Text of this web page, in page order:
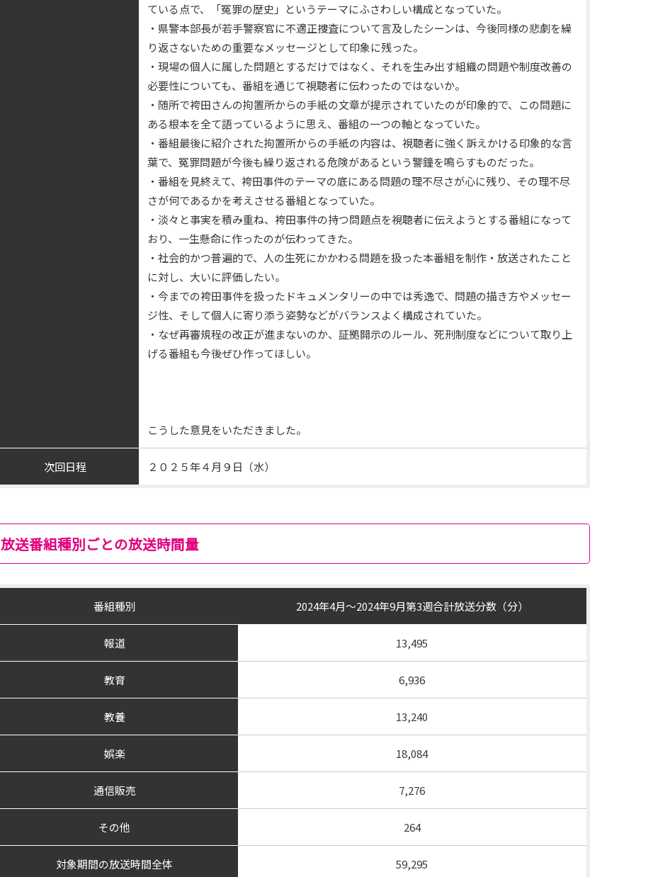
ている点で、「冤罪の歴史」というテーマにふさわしい構成となっていた。
・県警本部長が若手警察官に不適正捜査について言及したシーンは、今後同様の悲劇を繰
り返さないための重要なメッセージとして印象に残った。
・現場の個人に属した問題とするだけではなく、それを生み出す組織の問題や制度改善の
必要性についても、番組を通じて視聴者に伝わったのではないか。
・随所で袴田さんの拘置所からの手紙の文章が提示されていたのが印象的で、この問題に
ある根本を全て語っているように思え、番組の一つの軸となっていた。
・番組最後に紹介された拘置所からの手紙の内容は、視聴者に強く訴えかける印象的な言
葉で、冤罪問題が今後も繰り返される危険があるという警鐘を鳴らすものだった。
・番組を見終えて、袴田事件のテーマの底にある問題の理不尽さが心に残り、その理不尽
さが何であるかを考えさせる番組となっていた。
・淡々と事実を積み重ね、袴田事件の持つ問題点を視聴者に伝えようとする番組になって
おり、一生懸命に作ったのが伝わってきた。
・社会的かつ普遍的で、人の生死にかかわる問題を扱った本番組を制作・放送されたこと
に対し、大いに評価したい。
・今までの袴田事件を扱ったドキュメンタリーの中では秀逸で、問題の描き方やメッセー
ジ性、そして個人に寄り添う姿勢などがバランスよく構成されていた。
・なぜ再審規程の改正が進まないのか、証拠開示のルール、死刑制度などについて取り上
げる番組も今後ぜひ作ってほしい。
こうした意見をいただきました。
次回日程 ２０２５年４月９日（水）
放送番組種別ごとの放送時間量
番組種別 2024年4月～2024年9月第3週合計放送分数（分）
報道 13,495
教育 6,936
教養 13,240
娯楽 18,084
通信販売 7,276
その他 264
対象期間の放送時間全体 59,295